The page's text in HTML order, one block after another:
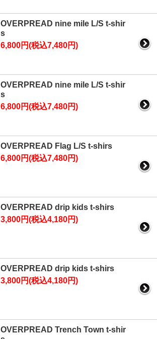
OVERPREAD nine mile L/S t-shir
s
6,800円(税込7,480円)
OVERPREAD nine mile L/S t-shir
s
6,800円(税込7,480円)
OVERPREAD Flag L/S t-shirs
6,800円(税込7,480円)
OVERPREAD drip kids t-shirs
3,800円(税込4,180円)
OVERPREAD drip kids t-shirs
3,800円(税込4,180円)
OVERPREAD Trench Town t-shir